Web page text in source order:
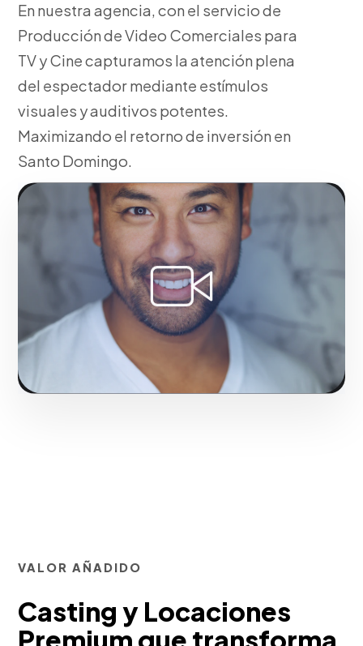
En nuestra agencia, con el servicio de
Producción de Video Comerciales para
TV y Cine capturamos la atención plena
del espectador mediante estímulos
visuales y auditivos potentes.
Maximizando el retorno de inversión en
Santo Domingo.
En nuestra agencia, pre-producción: Guion,
scouting de locaciones y casting. Potenciando el
impacto comercial de marcas en Santo Domingo.
Solicitar servicio
VALOR AÑADIDO
Casting y Locaciones
Premium que transforma